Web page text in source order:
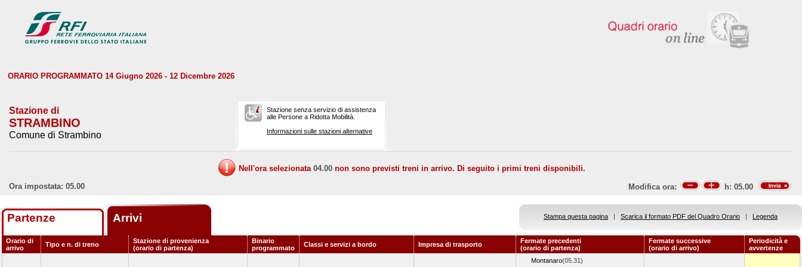
ORARIO PROGRAMMATO 14 Giugno 2026 - 12 Dicembre 2026
Stazione di
STRAMBINO
Comune di Strambino
Stazione senza servizio di assistenza
alle Persone a Ridotta Mobilità.
Informazioni sulle stazioni alternative
Nell'ora selezionata 04.00 non sono previsti treni in arrivo. Di seguito i primi treni disponibili.
Ora impostata: 05.00
Modifica ora: h: 05.00
Partenze Arrivi Stampa questa pagina | Scarica il formato PDF del Quadro Orario | Legenda
Orario di
arrivo
Tipo e n. di treno
Stazione di provenienza
(orario di partenza)
Binario
programmato
Classi e servizi a bordo Impresa di trasporto
Fermate precedenti
(orario di partenza)
Fermate successive
(orario di arrivo)
Periodicità e
avvertenze
Montanaro(05.31)